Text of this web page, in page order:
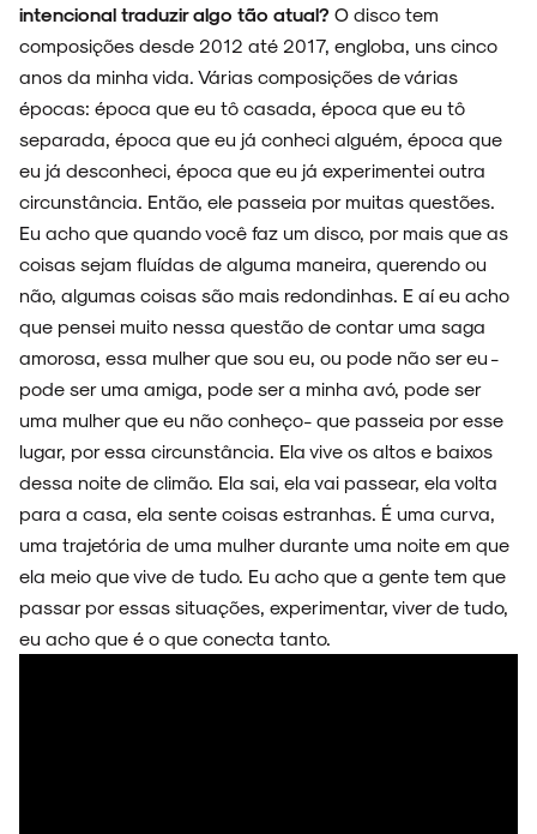
intencional traduzir algo tão atual? O disco tem
composições desde 2012 até 2017, engloba, uns cinco
anos da minha vida. Várias composições de várias
épocas: época que eu tô casada, época que eu tô
separada, época que eu já conheci alguém, época que
eu já desconheci, época que eu já experimentei outra
circunstância. Então, ele passeia por muitas questões.
Eu acho que quando você faz um disco, por mais que as
coisas sejam fluídas de alguma maneira, querendo ou
não, algumas coisas são mais redondinhas. E aí eu acho
que pensei muito nessa questão de contar uma saga
amorosa, essa mulher que sou eu, ou pode não ser eu -
pode ser uma amiga, pode ser a minha avó, pode ser
uma mulher que eu não conheço- que passeia por esse
lugar, por essa circunstância. Ela vive os altos e baixos
dessa noite de climão. Ela sai, ela vai passear, ela volta
para a casa, ela sente coisas estranhas. É uma curva,
uma trajetória de uma mulher durante uma noite em que
ela meio que vive de tudo. Eu acho que a gente tem que
passar por essas situações, experimentar, viver de tudo,
eu acho que é o que conecta tanto.